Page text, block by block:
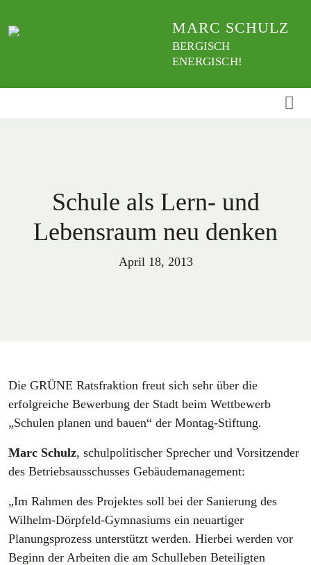
zum
MARC SCHULZ
BERGISCH
ENERGISCH!
Schule als Lern- und
Lebensraum neu denken
April 18, 2013
Die GRÜNE Ratsfraktion freut sich sehr über die
erfolgreiche Bewerbung der Stadt beim Wettbewerb
„Schulen planen und bauen“ der Montag-Stiftung.
Marc Schulz, schulpolitischer Sprecher und Vorsitzender
des Betriebsausschusses Gebäudemanagement:
„Im Rahmen des Projektes soll bei der Sanierung des
Wilhelm-Dörpfeld-Gymnasiums ein neuartiger
Planungsprozess unterstützt werden. Hierbei werden vor
Beginn der Arbeiten die am Schulleben Beteiligten